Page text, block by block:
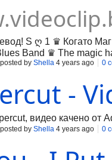
S ღ 1 ♛ Когато
Band ♛ The magic
във
posted by Shella 4 years ago 0
-
видео качено от
posted by Shella 4 years ago 0